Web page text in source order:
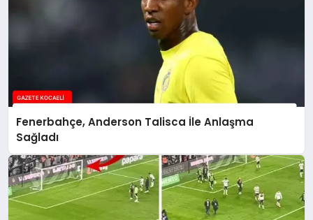
Fenerbahçe, Anderson Talisca İle Anlaşma
Sağladı